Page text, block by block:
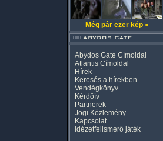
Még pár ezer kép »
Abydos Gate Címoldal
Atlantis Címoldal
Hírek
Keresés a hírekben
Vendégkönyv
Kérdőív
Partnerek
Jogi Közlemény
Kapcsolat
Idézetfelismerő játék